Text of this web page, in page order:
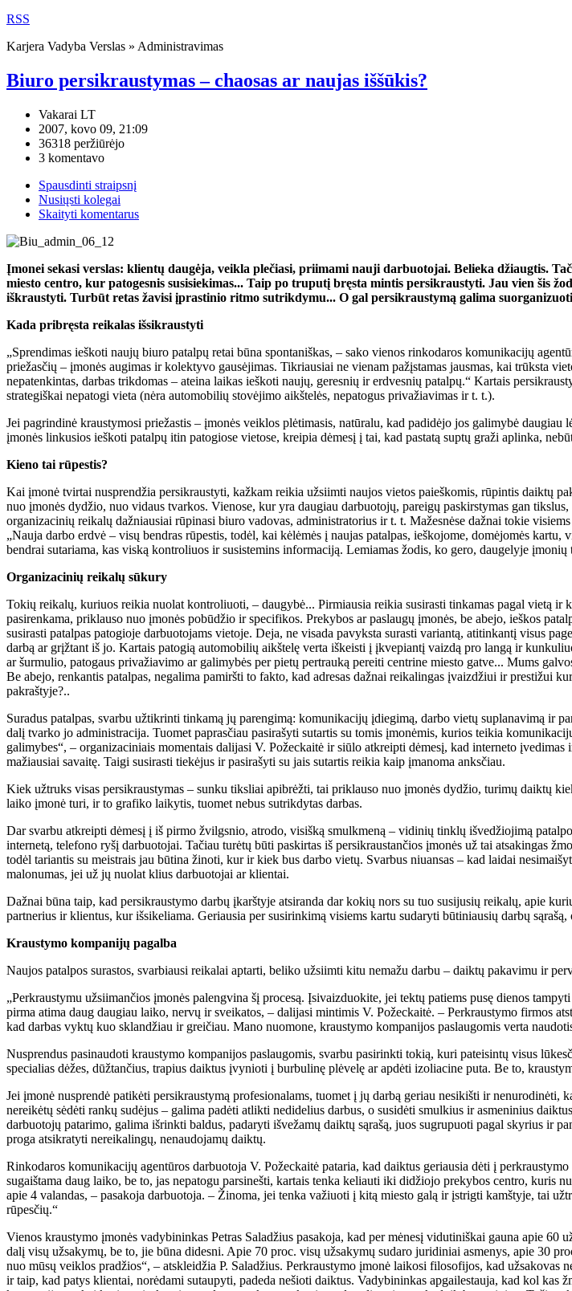
RSS
Karjera Vadyba Verslas » Administravimas
Biuro persikraustymas – chaosas ar naujas iššūkis?
Vakarai LT
2007, kovo 09, 21:09
36318 peržiūrėjo
3 komentavo
Spausdinti straipsnį
Nusiųsti kolegai
Skaityti komentarus
Įmonei sekasi verslas: klientų daugėja, veikla plečiasi, priimami nauji darbuotojai. Belieka džiaugtis.
miesto centro, kur patogesnis susisiekimas... Taip po truputį bręsta mintis persikraustyti. Jau vien šis
iškraustyti. Turbūt retas žavisi įprastinio ritmo sutrikdymu... O gal persikraustymą galima
Kada pribręsta reikalas išsikraustyti
„Sprendimas ieškoti naujų biuro patalpų retai būna spontaniškas, – sako vienos rinkodaros komunikacijų
priežasčių – įmonės augimas ir kolektyvo gausėjimas. Tikriausiai ne vienam pažįstamas jausmas, kai trūksta
nepatenkintas, darbas trikdomas – ateina laikas ieškoti naujų, geresnių ir erdvesnių patalpų.“ Kartais
strategiškai nepatogi vieta (nėra automobilių stovėjimo aikštelės, nepatogus privažiavimas ir t. t.).
Jei pagrindinė kraustymosi priežastis – įmonės veiklos plėtimasis, natūralu, kad padidėjo jos galimybė
įmonės linkusios ieškoti patalpų itin patogiose vietose, kreipia dėmesį į tai, kad pastatą suptų graži aplinka,
Kieno tai rūpestis?
Kai įmonė tvirtai nusprendžia persikraustyti, kažkam reikia užsiimti naujos vietos paieškomis, rūpintis daiktų
nuo įmonės dydžio, nuo vidaus tvarkos. Vienose, kur yra daugiau darbuotojų, pareigų paskirstymas gan
organizacinių reikalų dažniausiai rūpinasi biuro vadovas, administratorius ir t. t. Mažesnėse dažnai tokie
„Nauja darbo erdvė – visų bendras rūpestis, todėl, kai kėlėmės į naujas patalpas, ieškojome, domėjomės
bendrai sutariama, kas viską kontroliuos ir susistemins informaciją. Lemiamas žodis, ko gero, daugelyje
Organizacinių reikalų sūkury
Tokių reikalų, kuriuos reikia nuolat kontroliuoti, – daugybė... Pirmiausia reikia susirasti tinkamas pagal vietą
pasirenkama, priklauso nuo įmonės pobūdžio ir specifikos. Prekybos ar paslaugų įmonės, be abejo, ieškos
susirasti patalpas patogioje darbuotojams vietoje. Deja, ne visada pavyksta surasti variantą, atitinkantį visus
darbą ar grįžtant iš jo. Kartais patogią automobilių aikštelę verta iškeisti į įkvepiantį vaizdą pro langą ir
ar šurmulio, patogaus privažiavimo ar galimybės per pietų pertrauką pereiti centrine miesto gatve... Mums
Be abejo, renkantis patalpas, negalima pamiršti to fakto, kad adresas dažnai reikalingas įvaizdžiui ir prestižui
pakraštyje?..
Suradus patalpas, svarbu užtikrinti tinkamą jų parengimą: komunikacijų įdiegimą, darbo vietų suplanavimą ir
dalį tvarko jo administracija. Tuomet paprasčiau pasirašyti sutartis su tomis įmonėmis, kurios teikia
galimybes“, – organizaciniais momentais dalijasi V. Požeckaitė ir siūlo atkreipti dėmesį, kad interneto
mažiausiai savaitę. Taigi susirasti tiekėjus ir pasirašyti su jais sutartis reikia kaip įmanoma anksčiau.
Kiek užtruks visas persikraustymas – sunku tiksliai apibrėžti, tai priklauso nuo įmonės dydžio, turimų daiktų
laiko įmonė turi, ir to grafiko laikytis, tuomet nebus sutrikdytas darbas.
Dar svarbu atkreipti dėmesį į iš pirmo žvilgsnio, atrodo, visišką smulkmeną – vidinių tinklų išvedžiojimą
internetą, telefono ryšį darbuotojai. Tačiau turėtų būti paskirtas iš persikraustančios įmonės už tai atsakingas
todėl tariantis su meistrais jau būtina žinoti, kur ir kiek bus darbo vietų. Svarbus niuansas – kad laidai
malonumas, jei už jų nuolat klius darbuotojai ar klientai.
Dažnai būna taip, kad persikraustymo darbų įkarštyje atsiranda dar kokių nors su tuo susijusių reikalų, apie
partnerius ir klientus, kur išsikeliama. Geriausia per susirinkimą visiems kartu sudaryti būtiniausių darbų
Kraustymo kompanijų pagalba
Naujos patalpos surastos, svarbiausi reikalai aptarti, beliko užsiimti kitu nemažu darbu – daiktų pakavimu ir
„Perkraustymu užsiimančios įmonės palengvina šį procesą. Įsivaizduokite, jei tektų patiems pusę dienos
pirma atima daug daugiau laiko, nervų ir sveikatos, – dalijasi mintimis V. Požeckaitė. – Perkraustymo firmos
kad darbas vyktų kuo sklandžiau ir greičiau. Mano nuomone, kraustymo kompanijos paslaugomis verta
Nusprendus pasinaudoti kraustymo kompanijos paslaugomis, svarbu pasirinkti tokią, kuri pateisintų visus
specialias dėžes, dūžtančius, trapius daiktus įvynioti į burbulinę plėvelę ar apdėti izoliacine puta. Be to,
Jei įmonė nusprendė patikėti persikraustymą profesionalams, tuomet į jų darbą geriau nesikišti ir
nereikėtų sėdėti rankų sudėjus – galima padėti atlikti nedidelius darbus, o susidėti smulkius ir asmeninius
darbuotojų patarimo, galima išrinkti baldus, padaryti išvežamų daiktų sąrašą, juos sugrupuoti pagal skyrius ir
proga atsikratyti nereikalingų, nenaudojamų daiktų.
Rinkodaros komunikacijų agentūros darbuotoja V. Požeckaitė pataria, kad daiktus geriausia dėti į
sugaištama daug laiko, be to, jas nepatogu parsinešti, kartais tenka keliauti iki didžiojo prekybos centro, kuris
apie 4 valandas, – pasakoja darbuotoja. – Žinoma, jei tenka važiuoti į kitą miesto galą ir įstrigti kamštyje, tai
rūpesčių.“
Vienos kraustymo įmonės vadybininkas Petras Saladžius pasakoja, kad per mėnesį vidutiniškai gauna apie
dalį visų užsakymų, be to, jie būna didesni. Apie 70 proc. visų užsakymų sudaro juridiniai asmenys, apie 30
nuo mūsų veiklos pradžios“, – atskleidžia P. Saladžius. Perkraustymo įmonė laikosi filosofijos, kad
ir taip, kad patys klientai, norėdami sutaupyti, padeda nešioti daiktus. Vadybininkas apgailestauja, kad kol